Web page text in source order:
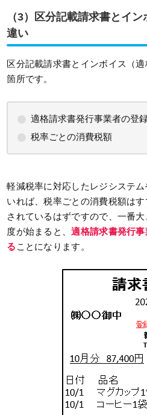
（3）区分記載請求書とイ
違い
区分記載請求書とインボイス（
箇所です。
適格請求書発行事業者の登
税率ごとの消費税額
軽減税率に対応したレジシステ
いれば、税率ごとの消費税額は
されているはずですので、一番
度が始まると、適格請求書発行
る ことになります。